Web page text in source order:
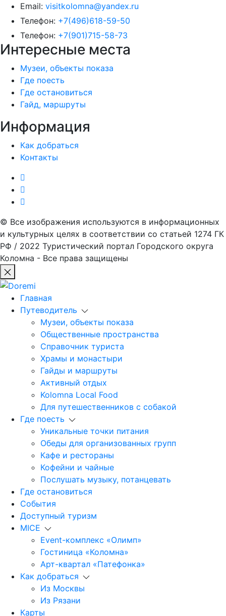
Email: visitkolomna@yandex.ru
Телефон: +7(496)618-59-50
Телефон: +7(901)715-58-73
Интересные места
Музеи, объекты показа
Где поесть
Где остановиться
Гайд, маршруты
Информация
Как добраться
Контакты
© Все изображения используются в информационных
и культурных целях в соответствии со статьей 1274 ГК
РФ / 2022 Туристический портал Городского округа
Коломна - Все права защищены
Главная
Путеводитель
Музеи, объекты показа
Общественные пространства
Справочник туриста
Храмы и монастыри
Гайды и маршруты
Активный отдых
Kolomna Local Food
Для путешественников с собакой
Где поесть
Уникальные точки питания
Обеды для организованных групп
Кафе и рестораны
Кофейни и чайные
Послушать музыку, потанцевать
Где остановиться
События
Доступный туризм
MICE
Event-комплекс «Олимп»
Гостиница «Коломна»
Арт-квартал «Патефонка»
Как добраться
Из Москвы
Из Рязани
Карты